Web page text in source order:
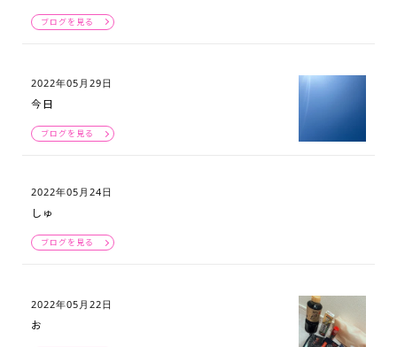
ブログを見る
2022年05月29日
今日
ブログを見る
2022年05月24日
しゅ
ブログを見る
2022年05月22日
お